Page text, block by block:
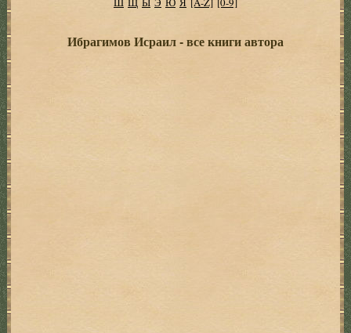
Ибрагимов Исраил - все книги автора